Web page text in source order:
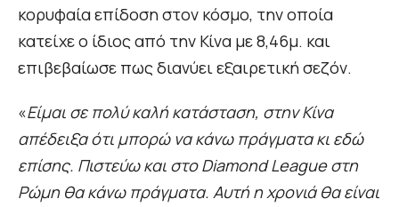
κορυφαία επίδοση στον κόσμο, την οποία
κατείχε ο ίδιος από την Κίνα με 8,46μ. και
επιβεβαίωσε πως διανύει εξαιρετική σεζόν.
«Είμαι σε πολύ καλή κατάσταση, στην Κίνα
απέδειξα ότι μπορώ να κάνω πράγματα κι εδώ
επίσης. Πιστεύω και στο Diamond League στη
Ρώμη θα κάνω πράγματα. Αυτή η χρονιά θα είναι